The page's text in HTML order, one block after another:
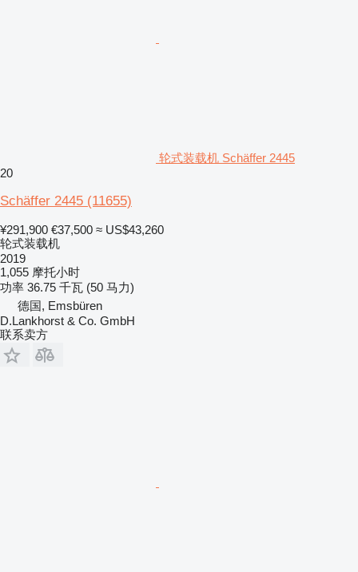
轮式装载机 Schäffer 2445
20
Schäffer 2445 (11655)
¥291,900 €37,500 ≈ US$43,260
轮式装载机
2019
1,055 摩托小时
功率 36.75 千瓦 (50 马力)
德国, Emsbüren
D.Lankhorst & Co. GmbH
联系卖方